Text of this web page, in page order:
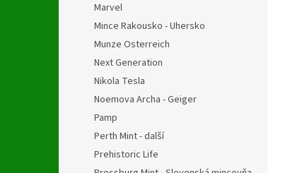
Marvel
Mince Rakousko - Uhersko
Munze Osterreich
Next Generation
Nikola Tesla
Noemova Archa - Geiger
Pamp
Perth Mint - další
Prehistoric Life